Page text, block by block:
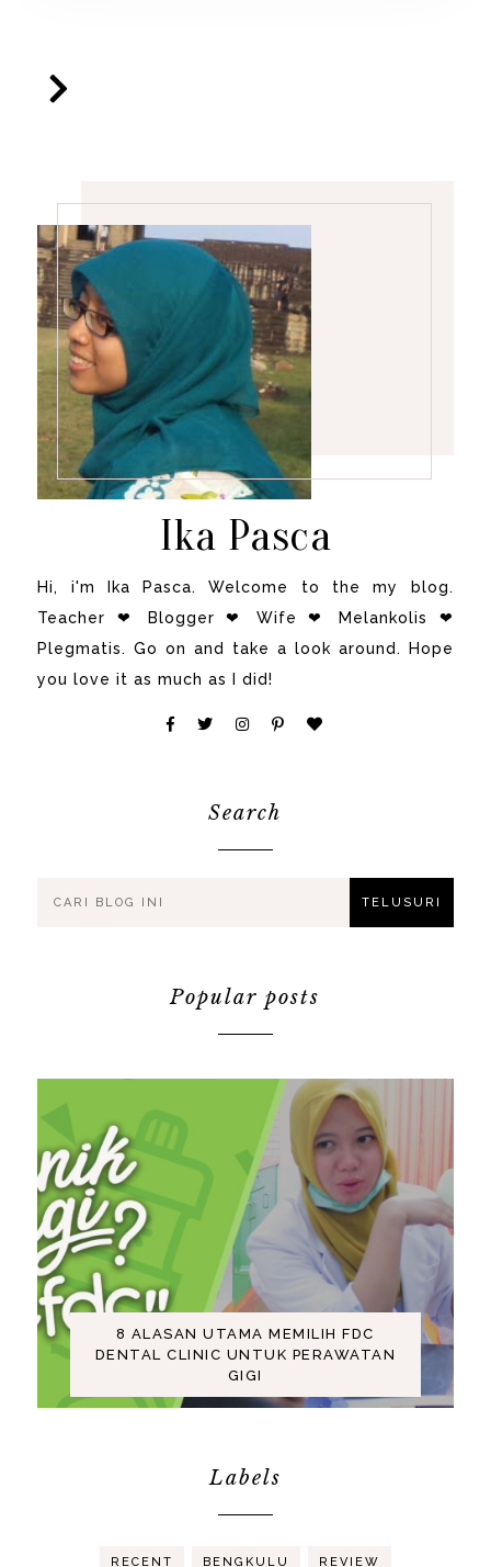
Ika Pasca
Hi, i'm Ika Pasca. Welcome to the my blog.
Teacher ❤ Blogger ❤ Wife ❤ Melankolis ❤
Plegmatis. Go on and take a look around. Hope
you love it as much as I did!
Search
Popular posts
8 ALASAN UTAMA MEMILIH FDC
DENTAL CLINIC UNTUK PERAWATAN
GIGI
Labels
RECENT BENGKULU REVIEW